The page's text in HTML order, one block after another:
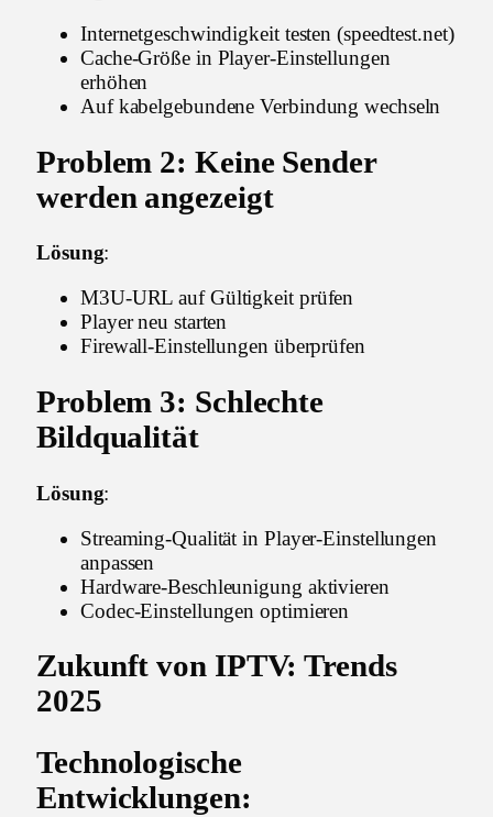
Internetgeschwindigkeit testen (speedtest.net)
Cache-Größe in Player-Einstellungen
erhöhen
Auf kabelgebundene Verbindung wechseln
Problem 2: Keine Sender
werden angezeigt
Lösung:
M3U-URL auf Gültigkeit prüfen
Player neu starten
Firewall-Einstellungen überprüfen
Problem 3: Schlechte
Bildqualität
Lösung:
Streaming-Qualität in Player-Einstellungen
anpassen
Hardware-Beschleunigung aktivieren
Codec-Einstellungen optimieren
Zukunft von IPTV: Trends
2025
Technologische
Entwicklungen: